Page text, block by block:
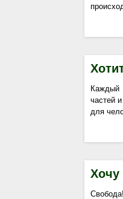
Каждый
частей
для
Хочу